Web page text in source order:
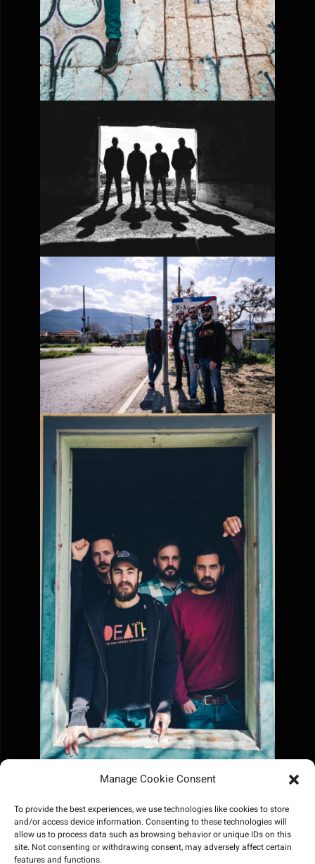
Manage Cookie Consent
To provide the best experiences, we use technologies like cookies to store
and/or access device information. Consenting to these technologies will
allow us to process data such as browsing behavior or unique IDs on this
site. Not consenting or withdrawing consent, may adversely affect certain
features and functions.